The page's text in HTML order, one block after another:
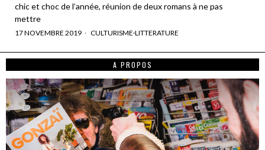
chic et choc de l’année, réunion de deux romans à ne pas
mettre
17 NOVEMBRE 2019 CULTURISME·LITTERATURE
A PROPOS